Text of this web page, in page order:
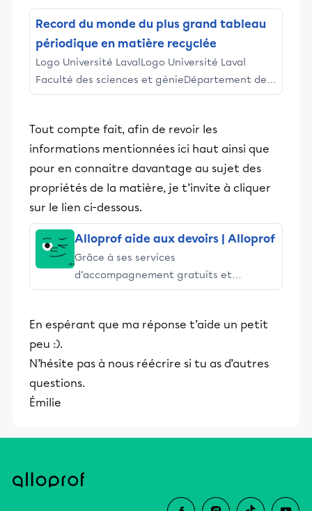
Record du monde du plus grand tableau
périodique en matière recyclée
Logo Université LavalLogo Université Laval
Faculté des sciences et génieDépartement de
chimie - Attraction chimique Résumé du projet
Tout compte fait, afin de revoir les
informations mentionnées ici haut ainsi que
pour en connaitre davantage au sujet des
propriétés de la matière, je t’invite à cliquer
sur le lien ci-dessous.
Alloprof aide aux devoirs | Alloprof
Grâce à ses services
d’accompagnement gratuits et
stimulants, Alloprof engage les élèves
éducative.
En espérant que ma réponse t’aide un petit
peu :).
N’hésite pas à nous réécrire si tu as d’autres
questions.
Émilie